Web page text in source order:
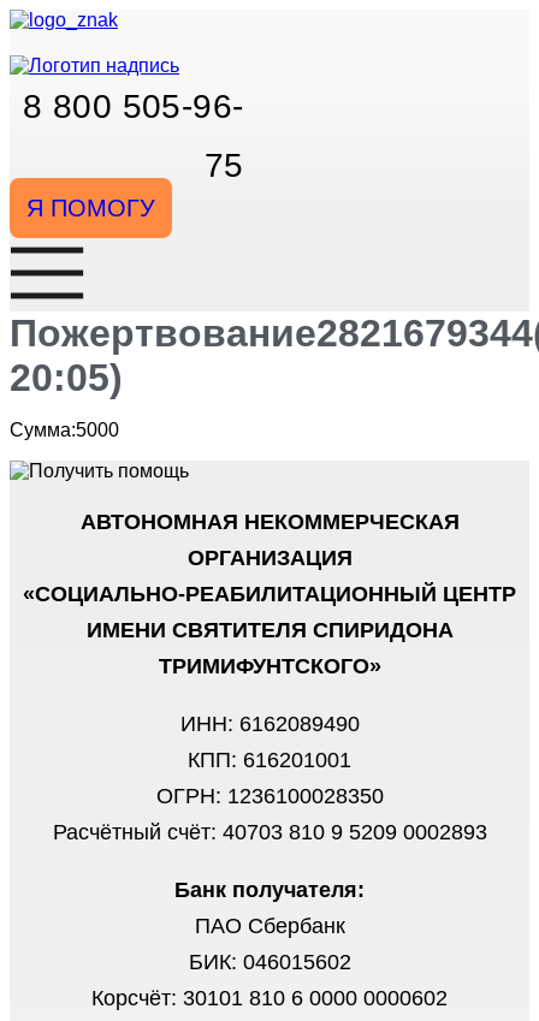
Перейти
содержимому
8 800 505-96-
75
Я ПОМОГУ
20:05)
Сумма:5000
АВТОНОМНАЯ НЕКОММЕРЧЕСКАЯ
ОРГАНИЗАЦИЯ
«СОЦИАЛЬНО-РЕАБИЛИТАЦИОННЫЙ ЦЕНТР
ИМЕНИ СВЯТИТЕЛЯ СПИРИДОНА
ТРИМИФУНТСКОГО»
ИНН: 6162089490
КПП: 616201001
ОГРН: 1236100028350
Расчётный счёт: 40703 810 9 5209 0002893
Банк получателя:
ПАО Сбербанк
БИК: 046015602
Корсчёт: 30101 810 6 0000 0000602